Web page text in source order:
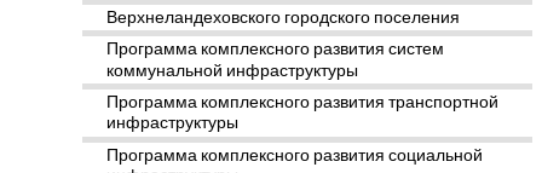
Верхнеландеховского городского поселения
Программа комплексного развития систем
коммунальной инфраструктуры
Программа комплексного развития транспортной
инфраструктуры
Программа комплексного развития социальной